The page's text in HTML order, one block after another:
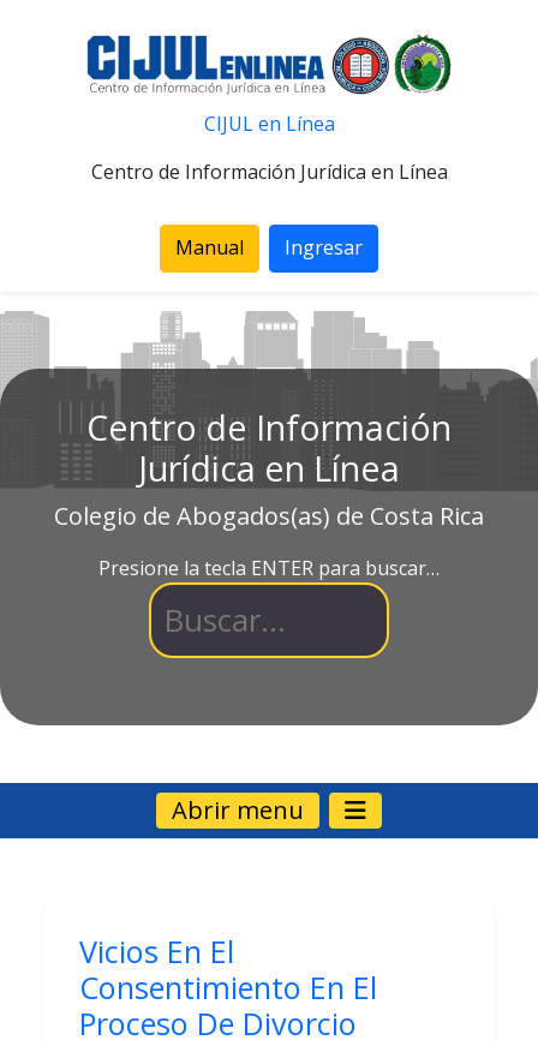
CIJUL en Línea
Centro de Información Jurídica en Línea
Manual Ingresar
Centro de Información
Jurídica en Línea
Colegio de Abogados(as) de Costa Rica
Presione la tecla ENTER para buscar…
Abrir menu
Vicios En El
Consentimiento En El
Proceso De Divorcio